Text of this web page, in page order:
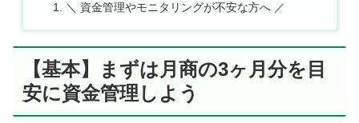
＼ 資金管理やモニタリングが不安な方へ ／
【基本】まずは月商の3ヶ月分を目
安に資金管理しよう